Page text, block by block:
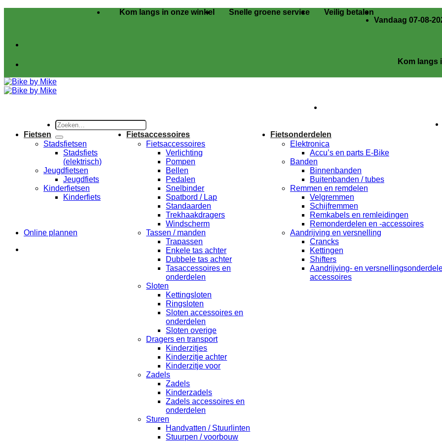
Kom langs in onze winkel Snelle groene service
Veilig betalen
Vandaag 07-08-
Kom langs in
Zoeken
naar:
Online plannen
Fietsen
Stadsfietsen
Stadsfiets
(elektrisch)
Jeugdfietsen
Jeugdfiets
Kinderfietsen
Kinderfiets
Fietsaccessoires
Fietsaccessoires
Verlichting
Pompen
Bellen
Pedalen
Snelbinder
Spatbord / Lap
Standaarden
Trekhaakdragers
Windscherm
Tassen / manden
Trapassen
Enkele tas achter
Dubbele tas achter
Tasaccessoires en
onderdelen
Sloten
Kettingsloten
Ringsloten
Sloten accessoires en
onderdelen
Sloten overige
Dragers en transport
Kinderzitjes
Kinderzitje achter
Kinderzitje voor
Zadels
Zadels
Kinderzadels
Zadels accessoires en
onderdelen
Sturen
Handvatten / Stuurlinten
Stuurpen / voorbouw
Fietsonderdelen
Elektronica
Accu’s en parts E-Bike
Banden
Binnenbanden
Buitenbanden / tubes
Remmen en remdelen
Velgremmen
Schijfremmen
Remkabels en remleidingen
Remonderdelen en -accessoires
Aandrijving en versnelling
Crancks
Kettingen
Shifters
Aandrijving- en
accessoires